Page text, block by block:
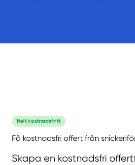
Helt kostnadsfritt
Få kostnadsfri offert från
Skapa en kostnadsfri